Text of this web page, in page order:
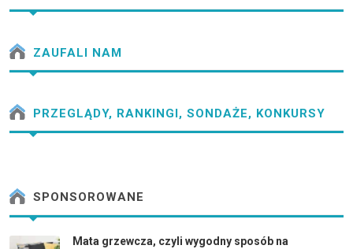
ZAUFALI NAM
PRZEGLĄDY, RANKINGI, SONDAŻE, KONKURSY
SPONSOROWANE
Mata grzewcza, czyli wygodny sposób na